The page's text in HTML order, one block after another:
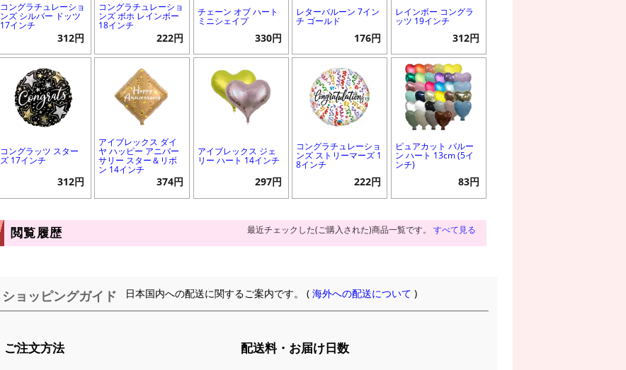
コングラチュレーショ
ンズ シルバー ドッツ
17インチ
312円
コングラチュレーショ
ンズ ボホ レインボー
18インチ
222円
チェーン オブ ハート
ミニシェイプ
330円
レターバルーン 7イン
チ ゴールド
176円
レインボー コングラ
ッツ 19インチ
312円
コングラッツ スター
ズ 17インチ
312円
アイブレックス ダイ
ヤ ハッピー アニバー
サリー スター＆リボ
ン 14インチ
374円
アイブレックス ジェ
リー ハート 14インチ
297円
コングラチュレーショ
ンズ ストリーマーズ 1
8インチ
222円
ピュアカット バルー
ン ハート 13cm (5イ
ンチ)
83円
閲覧履歴 最近チェックした(ご購入された)商品一覧です。 すべて見る
ショッピングガイド 日本国内への配送に関するご案内です。 (海外への配送について )
ご注文方法 配送料・お届け日数